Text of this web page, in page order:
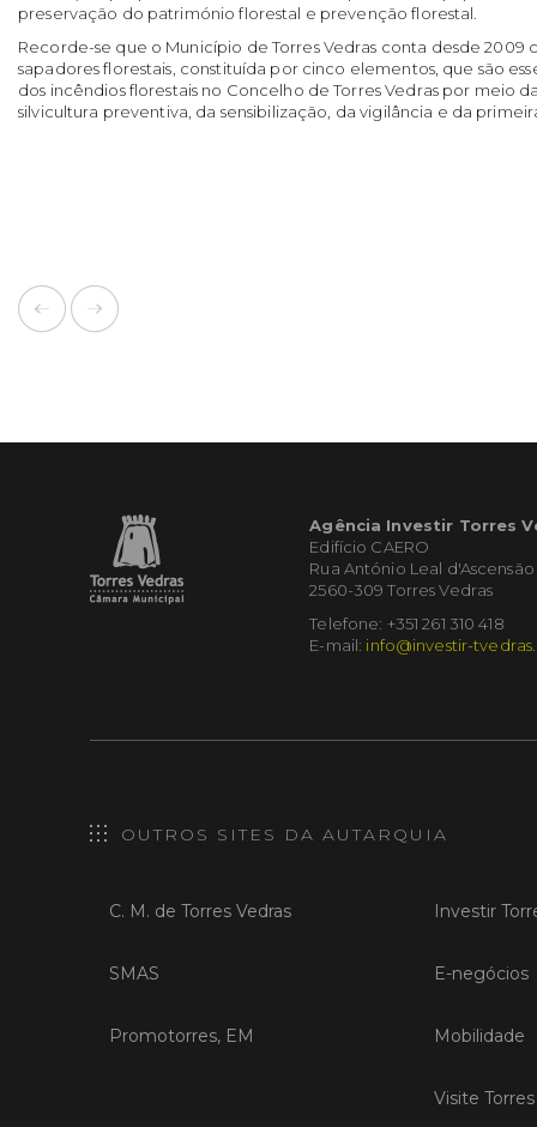
preservação do património florestal e prevenção florestal.
Recorde-se que o Município de Torres Vedras conta desde 2009
sapadores florestais, constituída por cinco elementos, que são
dos incêndios florestais no Concelho de Torres Vedras por meio
silvicultura preventiva, da sensibilização, da vigilância e da
Agência Investir Torres
Edifício CAERO
Rua António Leal d'Ascensão
2560-309 Torres Vedras
Telefone: +351 261 310 418
E-mail: info@investir-
OUTROS SITES DA AUTARQUIA
C. M. de Torres Vedras
SMAS
Promotorres, EM
Investir
E-negócios
Mobilidade
Visite